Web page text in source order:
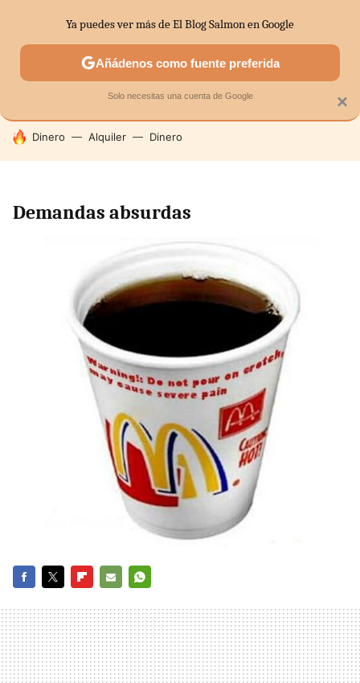
SECTORES ECONOMÍA DOMÉSTICA MERCADOS
HOY SE HABLA DE
Dinero Alquiler Dinero
Demandas absurdas
MAIL
×
Ya puedes ver más de El Blog Salmon en Google
Añádenos como fuente preferida
Solo necesitas una cuenta de Google